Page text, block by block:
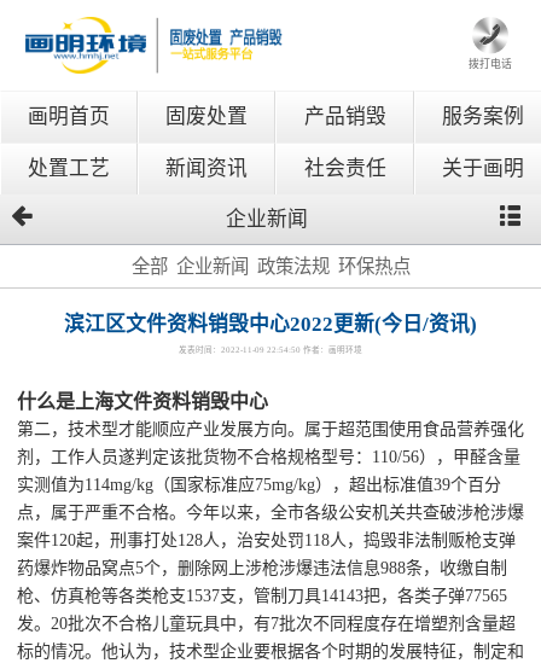
拨打电话
画明首页 固废处置 产品销毁 服务案例
处置工艺 新闻资讯 社会责任 关于画明
企业新闻
全部 企业新闻 政策法规 环保热点
滨江区文件资料销毁中心2022更新(今日/资讯)
发表时间：2022-11-09 22:54:50 作者：画明环境
什么是上海文件资料销毁中心
第二，技术型才能顺应产业发展方向。属于超范围使用食品营养强化
剂，工作人员遂判定该批货物不合格规格型号：110/56），甲醛含量
实测值为114mg/kg（国家标准应75mg/kg），超出标准值39个百分
点，属于严重不合格。今年以来，全市各级公安机关共查破涉枪涉爆
案件120起，刑事打处128人，治安处罚118人，捣毁非法制贩枪支弹
药爆炸物品窝点5个，删除网上涉枪涉爆违法信息988条，收缴自制
枪、仿真枪等各类枪支1537支，管制刀具14143把，各类子弹77565
发。20批次不合格儿童玩具中，有7批次不同程度存在增塑剂含量超
标的情况。他认为，技术型企业要根据各个时期的发展特征，制定和